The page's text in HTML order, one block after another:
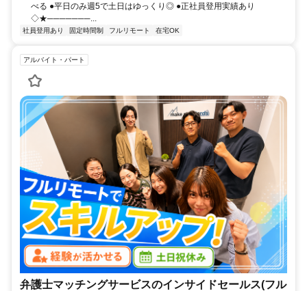
べる ●平日のみ週5で土日はゆっくり◎ ●正社員登用実績あり
◇★───────...
社員登用あり 固定時間制 フルリモート 在宅OK
アルバイト・パート
弁護士マッチングサービスのインサイドセールス(フル